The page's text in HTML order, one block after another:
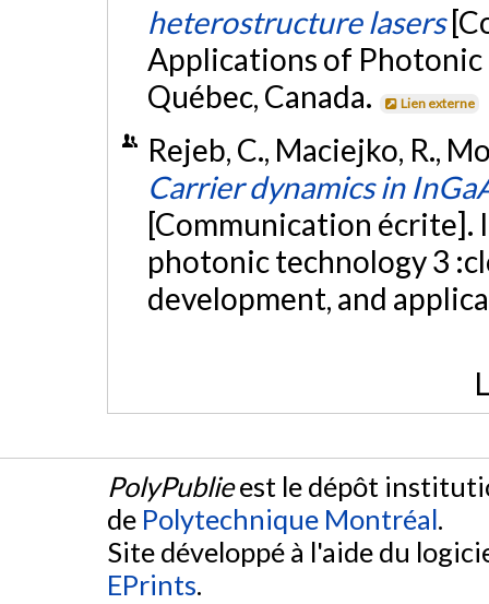
heterostructure lasers
Applications of Photonic
Québec, Canada.
Lien externe
Rejeb, C., Maciejko, R.,
Carrier dynamics in
[Communication écrite].
photonic technology 3
development, and
PolyPublieest le dépôt
de Polytechnique Montréal.
Site développé à l'aide du
EPrints.